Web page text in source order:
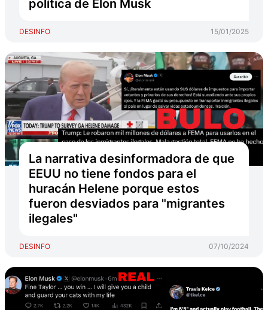
política de Elon Musk
DESINFO 15/01/2025
La narrativa desinformadora de que
EEUU no tiene fondos para el
huracán Helene porque estos
fueron desviados para "migrantes
ilegales"
DESINFO 07/10/2024